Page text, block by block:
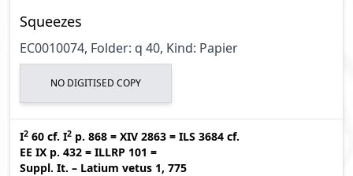
Squeezes
EC0010074, Folder: q 40, Kind: Papier
NO DIGITISED COPY
I2 60 cf. I2 p. 868 = XIV 2863 = ILS 3684 cf.
EE IX p. 432 = ILLRP 101 =
Suppl. It. – Latium vetus 1, 775